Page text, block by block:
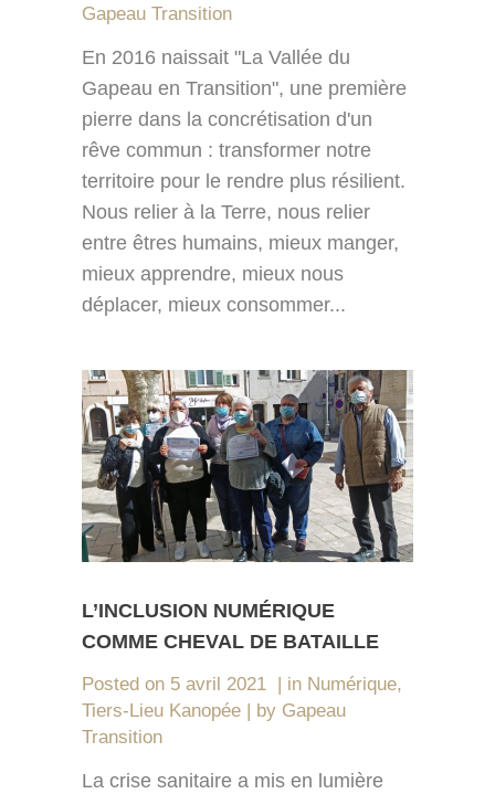
Gapeau Transition
En 2016 naissait "La Vallée du
Gapeau en Transition", une première
pierre dans la concrétisation d'un
rêve commun : transformer notre
territoire pour le rendre plus résilient.
Nous relier à la Terre, nous relier
entre êtres humains, mieux manger,
mieux apprendre, mieux nous
déplacer, mieux consommer...
L’INCLUSION NUMÉRIQUE
COMME CHEVAL DE BATAILLE
Posted on 5 avril 2021 in Numérique,
Tiers-Lieu Kanopée
by Gapeau
Transition
La crise sanitaire a mis en lumière